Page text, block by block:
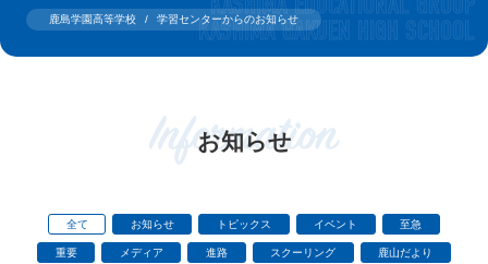
鹿島学園高等学校 学習センターからのお知らせ
お知らせ
Information
全て お知らせ トピックス イベント 至急
重要 メディア 進路 スクーリング 鹿山だより